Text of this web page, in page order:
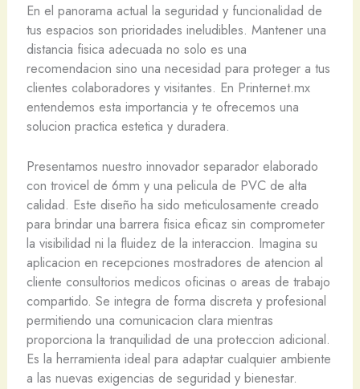
En el panorama actual la seguridad y funcionalidad de
tus espacios son prioridades ineludibles. Mantener una
distancia fisica adecuada no solo es una
recomendacion sino una necesidad para proteger a tus
clientes colaboradores y visitantes. En Printernet.mx
entendemos esta importancia y te ofrecemos una
solucion practica estetica y duradera.
Presentamos nuestro innovador separador elaborado
con trovicel de 6mm y una pelicula de PVC de alta
calidad. Este diseño ha sido meticulosamente creado
para brindar una barrera fisica eficaz sin comprometer
la visibilidad ni la fluidez de la interaccion. Imagina su
aplicacion en recepciones mostradores de atencion al
cliente consultorios medicos oficinas o areas de trabajo
compartido. Se integra de forma discreta y profesional
permitiendo una comunicacion clara mientras
proporciona la tranquilidad de una proteccion adicional.
Es la herramienta ideal para adaptar cualquier ambiente
a las nuevas exigencias de seguridad y bienestar.